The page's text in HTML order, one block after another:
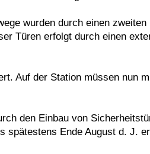
wurden durch einen zweiten
Türen erfolgt durch einen
Auf der Station müssen nun
den Einbau von
spätestens Ende August d. J.